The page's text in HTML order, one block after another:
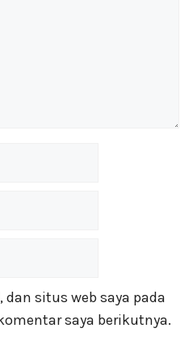
situs web saya pada
saya berikutnya.